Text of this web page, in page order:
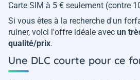
Carte SIM à 5 € seulement (contre
Si vous êtes à la recherche d'un
ruiner, voici l'offre idéale avec un
qualité/prix.
Une DLC courte pour ce